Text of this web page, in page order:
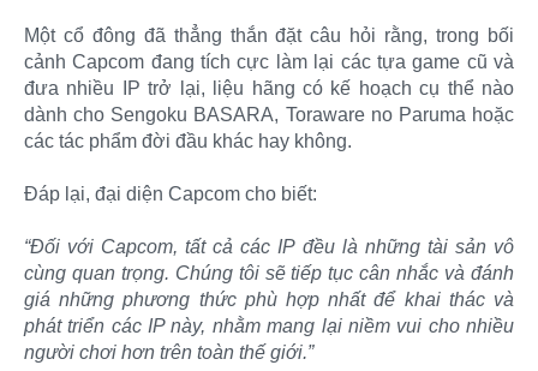
Một cổ đông đã thẳng thắn đặt câu hỏi rằng, trong bối
cảnh Capcom đang tích cực làm lại các tựa game cũ và
đưa nhiều IP trở lại, liệu hãng có kế hoạch cụ thể nào
dành cho Sengoku BASARA, Toraware no Paruma hoặc
các tác phẩm đời đầu khác hay không.
Đáp lại, đại diện Capcom cho biết:
“Đối với Capcom, tất cả các IP đều là những tài sản vô
cùng quan trọng. Chúng tôi sẽ tiếp tục cân nhắc và đánh
giá những phương thức phù hợp nhất để khai thác và
phát triển các IP này, nhằm mang lại niềm vui cho nhiều
người chơi hơn trên toàn thế giới.”